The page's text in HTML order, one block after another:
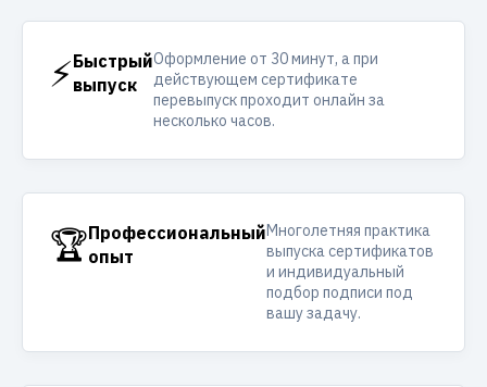
⚡Быстрый
выпуск
Оформление от 30 минут, а при
действующем сертификате
перевыпуск проходит онлайн за
несколько часов.
🏆Профессиональный
опыт
Многолетняя практика
выпуска сертификатов
и индивидуальный
подбор подписи под
вашу задачу.